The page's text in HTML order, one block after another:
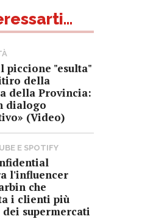
piccione "esulta"
della
della Provincia:
dialogo
(Video)
E SPOTIFY
l'influencer
che
i clienti più
dei supermercati